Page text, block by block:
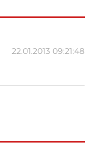
22.01.2013 09:21:48